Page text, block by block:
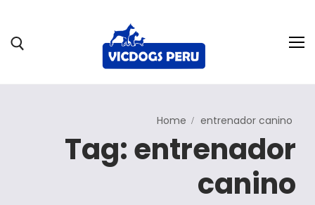
Home entrenador canino
Tag: entrenador
canino